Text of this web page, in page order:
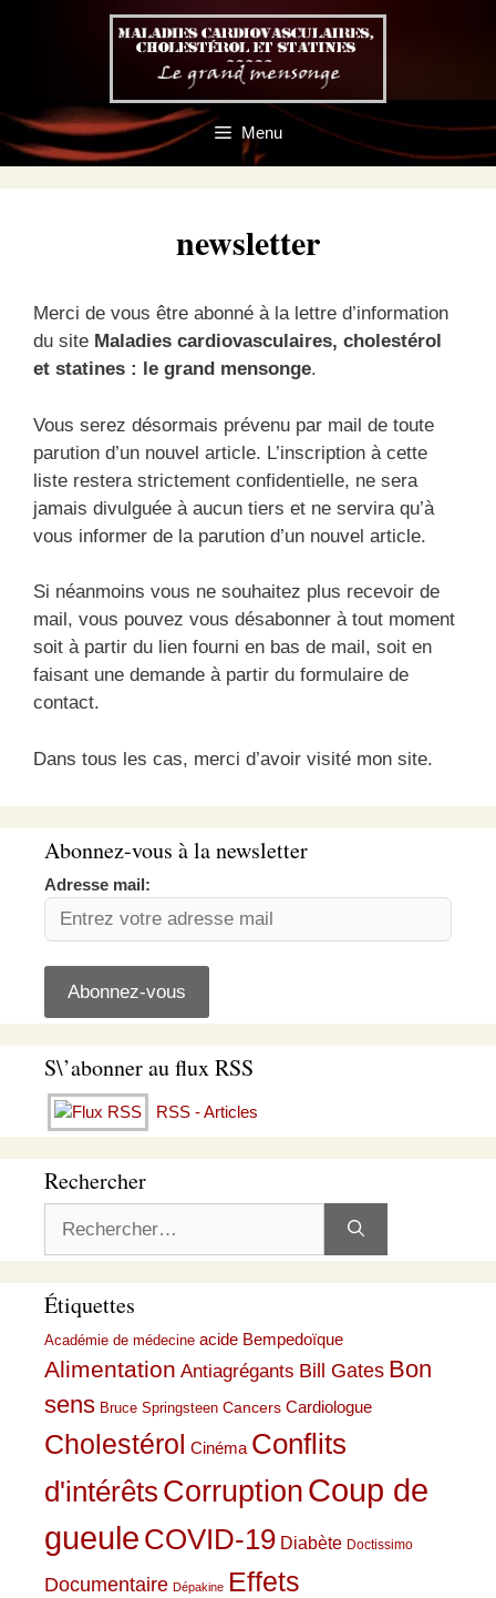
Menu
newsletter
Merci de vous être abonné à la lettre d’information
du site Maladies cardiovasculaires, cholestérol
et statines : le grand mensonge.
Vous serez désormais prévenu par mail de toute
parution d’un nouvel article. L’inscription à cette
liste restera strictement confidentielle, ne sera
jamais divulguée à aucun tiers et ne servira qu’à
vous informer de la parution d’un nouvel article.
Si néanmoins vous ne souhaitez plus recevoir de
mail, vous pouvez vous désabonner à tout moment
soit à partir du lien fourni en bas de mail, soit en
faisant une demande à partir du formulaire de
contact.
Dans tous les cas, merci d’avoir visité mon site.
Abonnez-vous à la newsletter
Adresse mail:
S\’abonner au flux RSS
RSS - Articles
Rechercher
Étiquettes
Académie de médecine acide Bempedoïque
Alimentation Antiagrégants Bill Gates Bon
sens Bruce Springsteen Cancers Cardiologue
Cholestérol Cinéma Conflits
d'intérêts CorruptionCoup de
gueule COVID-19 Diabète Doctissimo
Documentaire Dépakine Effets